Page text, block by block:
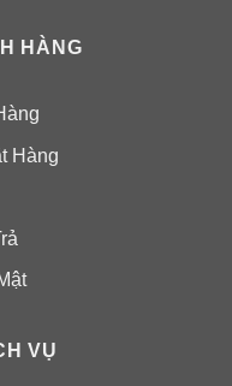
HÀNG
Hàng
VỤ